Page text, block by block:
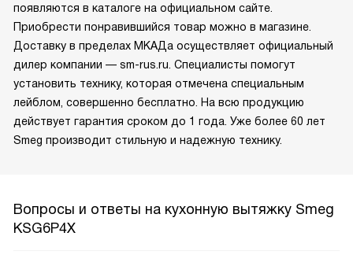
появляются в каталоге на официальном сайте.
Приобрести понравившийся товар можно в магазине.
Доставку в пределах МКАДа осуществляет официальный
дилер компании — sm-rus.ru. Специалисты помогут
установить технику, которая отмечена специальным
лейблом, совершенно бесплатно. На всю продукцию
действует гарантия сроком до 1 года. Уже более 60 лет
Smeg производит стильную и надежную технику.
Вопросы и ответы на кухонную вытяжку Smeg
KSG6P4X